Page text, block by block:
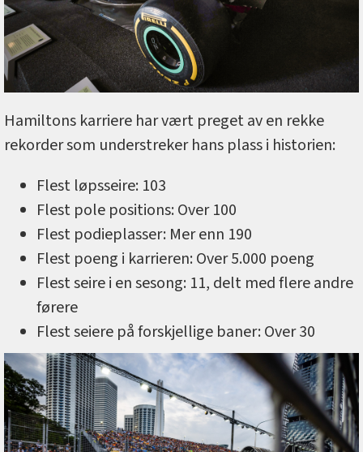
Hamiltons karriere har vært preget av en rekke
rekorder som understreker hans plass i historien:
Flest løpsseire: 103
Flest pole positions: Over 100
Flest podieplasser: Mer enn 190
Flest poeng i karrieren: Over 5.000 poeng
Flest seire i en sesong: 11, delt med flere andre
førere
Flest seiere på forskjellige baner: Over 30